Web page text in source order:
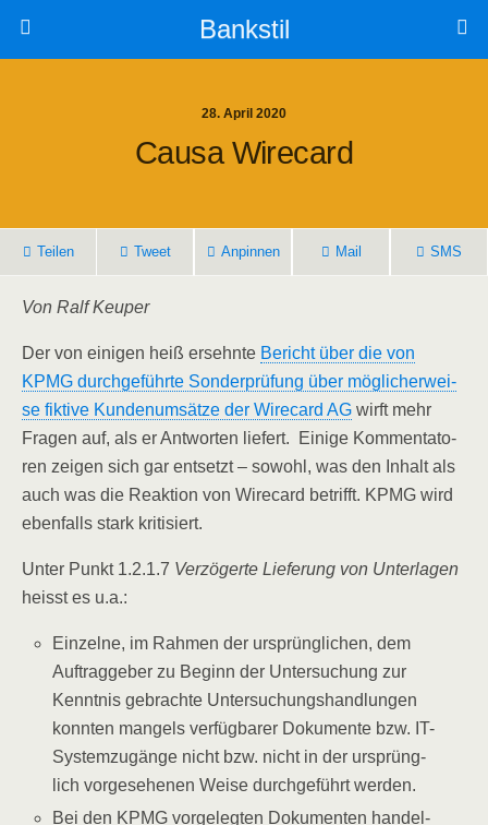
Bankstil
28. April 2020
Cau­sa Wirecard
Tei­len Tweet Anpin­nen Mail SMS
Von Ralf Keuper
Der von eini­gen heiß ersehn­te Bericht über die von
KPMG durch­ge­führ­te Son­der­prü­fung über mög­li­cher­wei­
se fik­ti­ve Kun­den­um­sät­ze der Wire­card AG wirft mehr
Fra­gen auf, als er Ant­wor­ten lie­fert. Eini­ge Kom­men­ta­to­
ren zei­gen sich gar ent­setzt – sowohl, was den Inhalt als
auch was die Reak­ti­on von Wire­card betrifft. KPMG wird
eben­falls stark kritisiert.
Unter Punkt 1.2.1.7 Ver­zö­ger­te Lie­fe­rung von Unter­la­gen
heisst es u.a.:
Ein­zel­ne, im Rah­men der ursprüng­li­chen, dem
Auf­trag­ge­ber zu Beginn der Unter­su­chung zur
Kennt­nis gebrach­te Unter­su­chungs­hand­lun­gen
konn­ten man­gels ver­füg­ba­rer Doku­men­te bzw. IT-
Sys­tem­zu­gän­ge nicht bzw. nicht in der ursprüng­
lich vor­ge­se­he­nen Wei­se durch­ge­führt werden.
Bei den KPMG vor­ge­leg­ten Doku­men­ten han­del­